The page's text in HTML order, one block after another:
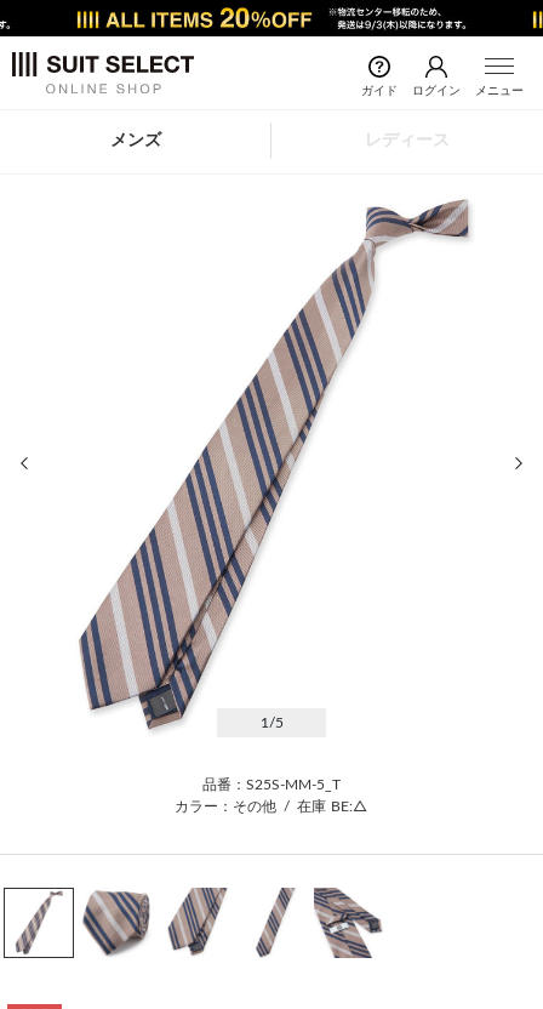
ガイド ログイン メニュー
メンズ レディース
1 /5
品番：S25S-MM-5_T
カラー：その他
/ 在庫 BE:△